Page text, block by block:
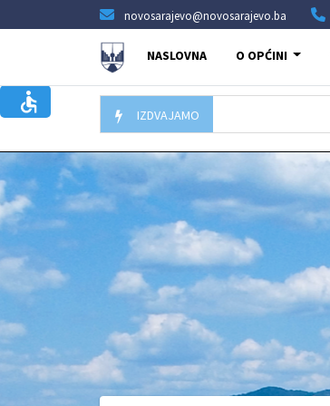
novosarajevo@novosarajevo.ba
NASLOVNA O OPĆINI
IZDVAJAMO